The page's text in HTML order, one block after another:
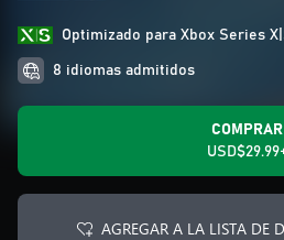
Optimizado para Xbox Series
8 idiomas admitidos
COMPRAR
AGREGAR A LA LISTA DE